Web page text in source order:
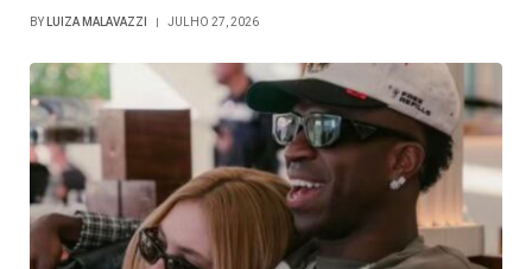
BY LUIZA MALAVAZZI JULHO 27, 2026